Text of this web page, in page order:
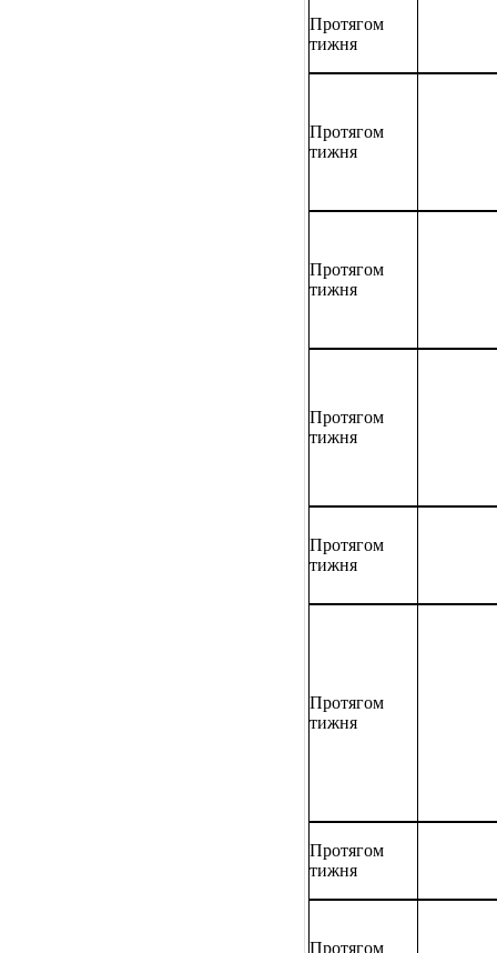
Протягом
тижня
Протягом
тижня
Протягом
тижня
Протягом
тижня
Протягом
тижня
Протягом
тижня
Протягом
тижня
Протягом